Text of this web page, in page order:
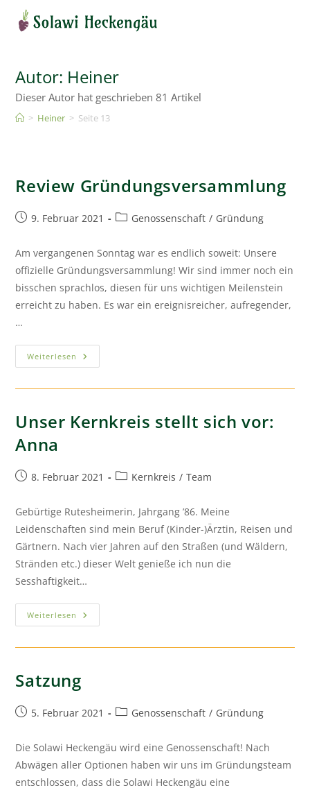
Autor: Heiner
Dieser Autor hat geschrieben 81 Artikel
> Heiner > Seite 13
Review Gründungsversammlung
9. Februar 2021 Genossenschaft / Gründung
Am vergangenen Sonntag war es endlich soweit: Unsere
offizielle Gründungsversammlung! Wir sind immer noch ein
bisschen sprachlos, diesen für uns wichtigen Meilenstein
erreicht zu haben. Es war ein ereignisreicher, aufregender,
…
Weiterlesen
Unser Kernkreis stellt sich vor:
Anna
8. Februar 2021 Kernkreis / Team
Gebürtige Rutesheimerin, Jahrgang ’86. Meine
Leidenschaften sind mein Beruf (Kinder-)Ärztin, Reisen und
Gärtnern. Nach vier Jahren auf den Straßen (und Wäldern,
Stränden etc.) dieser Welt genieße ich nun die
Sesshaftigkeit…
Weiterlesen
Satzung
5. Februar 2021 Genossenschaft / Gründung
Die Solawi Heckengäu wird eine Genossenschaft! Nach
Abwägen aller Optionen haben wir uns im Gründungsteam
entschlossen, dass die Solawi Heckengäu eine